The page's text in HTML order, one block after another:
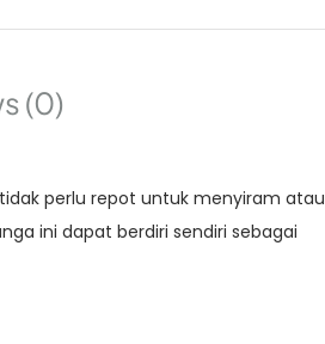
(0)
perlu repot untuk menyiram atau
ini dapat berdiri sendiri sebagai